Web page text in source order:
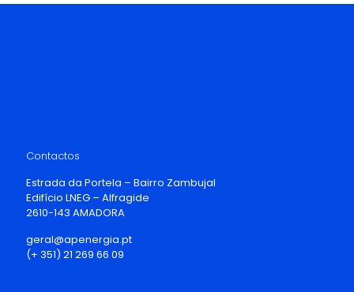
Contactos
Estrada da Portela – Bairro Zambujal
Edifício LNEG – Alfragide
2610-143 AMADORA
geral@apenergia.pt
(+ 351) 21 269 66 09